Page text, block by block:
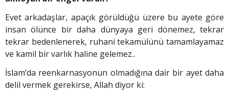
Evet arkadaşlar, apaçık görüldüğü üzere bu ayete göre
insan ölünce bir daha dünyaya geri dönemez, tekrar
tekrar bedenlenerek, ruhani tekamülünü tamamlayamaz
ve kamil bir varlık haline gelemez..
İslam’da reenkarnasyonun olmadığına dair bir ayet daha
delil vermek gerekirse, Allah diyor ki: